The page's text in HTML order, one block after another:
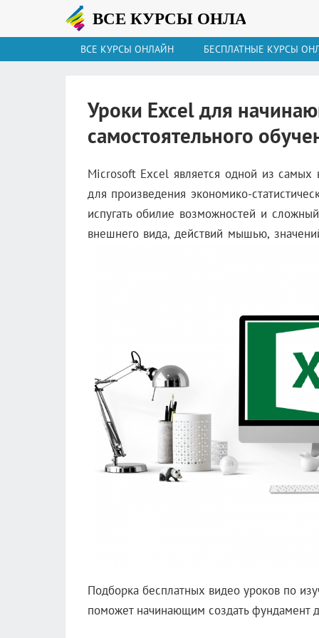
ВСЕ КУРСЫ ОНЛАЙН БЕСПЛАТНЫЕ КУРСЫ
Уроки Excel для
самостоятельного
Microsoft Excel является одной из самых
для произведения экономико-
испугать обилие возможностей и
внешнего вида, действий мышью,
Подборка бесплатных видео уроков по
поможет начинающим создать фундамент